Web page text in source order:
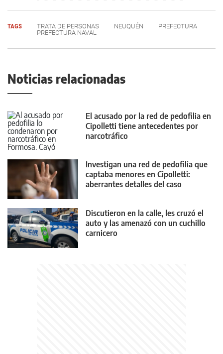
TAGS TRATA DE PERSONAS NEUQUÉN
PREFECTURA
PREFECTURA NAVAL
Noticias relacionadas
El acusado por la red de pedofilia en
Cipolletti tiene antecedentes por
narcotráfico
Investigan una red de pedofilia que
captaba menores en Cipolletti:
aberrantes detalles del caso
Discutieron en la calle, les cruzó el
auto y las amenazó con un cuchillo
carnicero